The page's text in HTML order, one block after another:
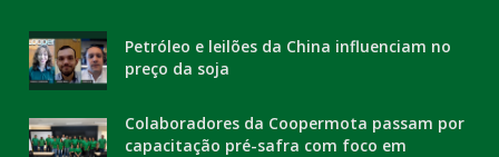
Petróleo e leilões da China influenciam no
preço da soja
Colaboradores da Coopermota passam por
capacitação pré-safra com foco em